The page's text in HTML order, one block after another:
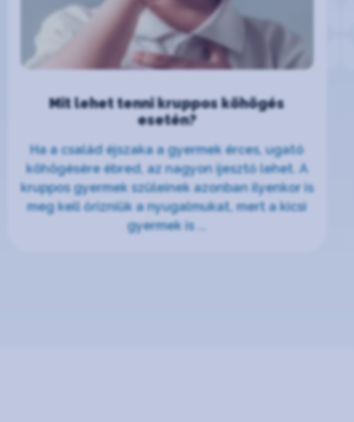
Mit lehet tenni kruppos köhögés
esetén?
Ha a család éjszaka a gyermek érces, ugató
köhögésére ébred, az nagyon ijesztő lehet. A
kruppos gyermek szüleinek azonban ilyenkor is
meg kell őrizniük a nyugalmukat, mert a kicsi
gyermek is ...